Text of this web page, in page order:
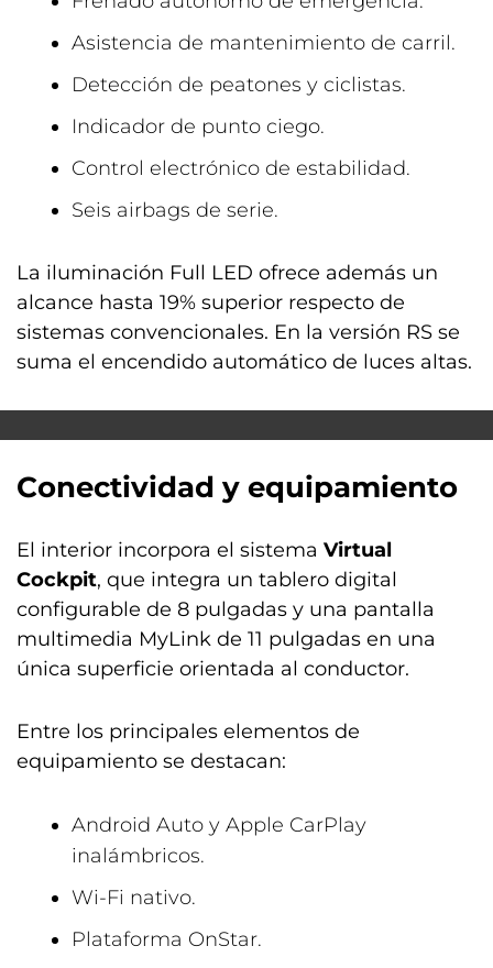
Asistencia de mantenimiento de carril.
Detección de peatones y ciclistas.
Indicador de punto ciego.
Control electrónico de estabilidad.
Seis airbags de serie.
La iluminación Full LED ofrece además un
alcance hasta 19% superior respecto de
sistemas convencionales. En la versión RS se
suma el encendido automático de luces altas.
Conectividad y equipamiento
El interior incorpora el sistema Virtual
Cockpit, que integra un tablero digital
configurable de 8 pulgadas y una pantalla
multimedia MyLink de 11 pulgadas en una
única superficie orientada al conductor.
Entre los principales elementos de
equipamiento se destacan:
Android Auto y Apple CarPlay
inalámbricos.
Wi-Fi nativo.
Plataforma OnStar.